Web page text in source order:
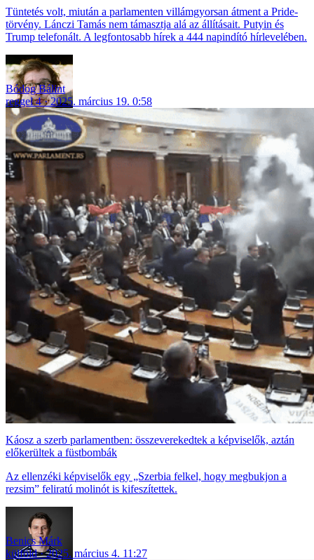
Tüntetés volt, miután a parlamenten villámgyorsan átment a Pride-
törvény. Lánczi Tamás nem támasztja alá az állításait. Putyin és
Trump telefonált. A legfontosabb hírek a 444 napindító hírlevelében.
Bódog Bálint
reggel 4
2025. március 19. 0:58
Káosz a szerb parlamentben: összeverekedtek a képviselők, aztán
előkerültek a füstbombák
Az ellenzéki képviselők egy „Szerbia felkel, hogy megbukjon a
rezsim” feliratú molinót is kifeszítettek.
Benics Márk
külföld
2025. március 4. 11:27